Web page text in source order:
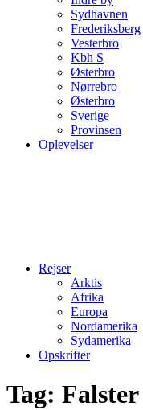
Sydhavnen
Frederiksberg
Vesterbro
Kbh S
Østerbro
Nørrebro
Østerbro
Sverige
Provinsen
Oplevelser
Rejser
Arktis
Afrika
Europa
Nordamerika
Sydamerika
Opskrifter
Tag: Falster